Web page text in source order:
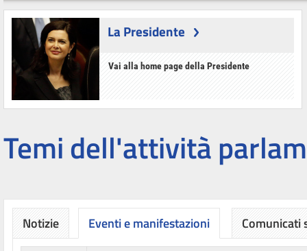
La Presidente
Vai alla home page della Presidente
Temi dell'attività
Notizie Eventi e manifestazioni Comunicati